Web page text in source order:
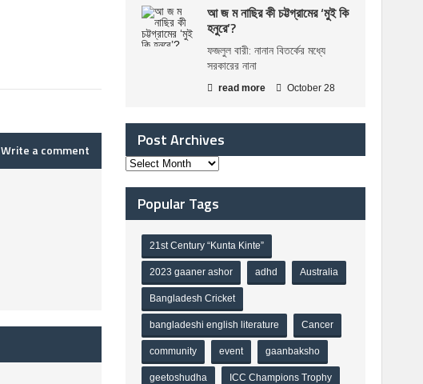
Write a comment
আ জ ম নাছির কী চট্টগ্রামের ‘মুই কি
হনুরে’?
ফজলুল বারী: নানান বিতর্কের মধ্যে
সরকারের নানা
read more October 28
Post Archives
Popular Tags
21st Century “Kunta Kinte”
2023 gaaner ashor adhd Australia
Bangladesh Cricket
bangladeshi english literature Cancer
community event gaanbaksho
geetoshudha ICC Champions Trophy